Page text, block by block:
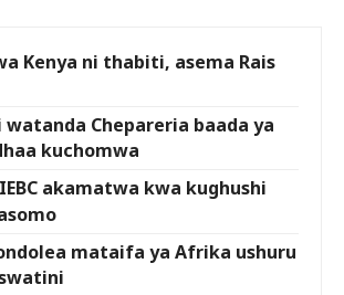
Kenya ni thabiti, asema Rais
watanda Chepareria baada ya
kuchomwa
akamatwa kwa kughushi
mataifa ya Afrika ushuru